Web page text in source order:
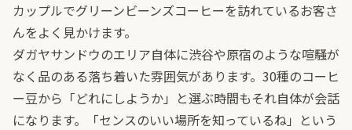
カップルでグリーンビーンズコーヒーを訪れているお客さ
んをよく見かけます。
ダガヤサンドウのエリア自体に渋谷や原宿のような喧騒が
なく品のある落ち着いた雰囲気があります。30種のコーヒ
ー豆から「どれにしようか」と選ぶ時間もそれ自体が会話
になります。「センスのいい場所を知っているね」という